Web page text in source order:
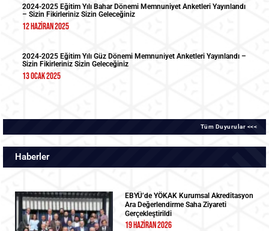
2024-2025 Eğitim Yılı Bahar Dönemi Memnuniyet Anketleri Yayınlandı
– Sizin Fikirleriniz Sizin Geleceğiniz
12 Haziran 2025
2024-2025 Eğitim Yılı Güz Dönemi Memnuniyet Anketleri Yayınlandı –
Sizin Fikirleriniz Sizin Geleceğiniz
13 Ocak 2025
Tüm Duyurular <<<
Haberler
EBYÜ’de YÖKAK Kurumsal Akreditasyon
Ara Değerlendirme Saha Ziyareti
Gerçekleştirildi
19 Haziran 2026